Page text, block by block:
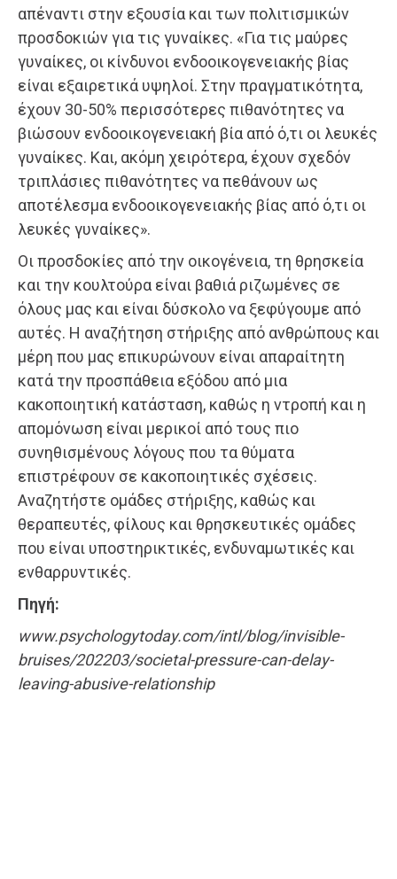
απέναντι στην εξουσία και των πολιτισμικών
προσδοκιών για τις γυναίκες. «Για τις μαύρες
γυναίκες, οι κίνδυνοι ενδοοικογενειακής βίας
είναι εξαιρετικά υψηλοί. Στην πραγματικότητα,
έχουν 30-50% περισσότερες πιθανότητες να
βιώσουν ενδοοικογενειακή βία από ό,τι οι λευκές
γυναίκες. Και, ακόμη χειρότερα, έχουν σχεδόν
τριπλάσιες πιθανότητες να πεθάνουν ως
αποτέλεσμα ενδοοικογενειακής βίας από ό,τι οι
λευκές γυναίκες».
Οι προσδοκίες από την οικογένεια, τη θρησκεία
και την κουλτούρα είναι βαθιά ριζωμένες σε
όλους μας και είναι δύσκολο να ξεφύγουμε από
αυτές. Η αναζήτηση στήριξης από ανθρώπους και
μέρη που μας επικυρώνουν είναι απαραίτητη
κατά την προσπάθεια εξόδου από μια
κακοποιητική κατάσταση, καθώς η ντροπή και η
απομόνωση είναι μερικοί από τους πιο
συνηθισμένους λόγους που τα θύματα
επιστρέφουν σε κακοποιητικές σχέσεις.
Αναζητήστε ομάδες στήριξης, καθώς και
θεραπευτές, φίλους και θρησκευτικές ομάδες
που είναι υποστηρικτικές, ενδυναμωτικές και
ενθαρρυντικές.
Πηγή:
www.psychologytoday.com/intl/blog/invisible-
bruises/202203/societal-pressure-can-delay-
leaving-abusive-relationship